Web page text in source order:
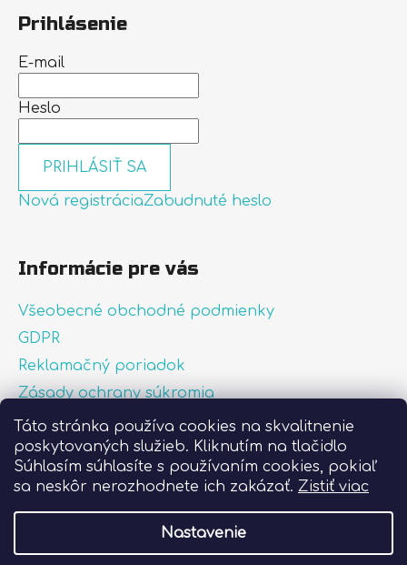
Táto stránka používa cookies na skvalitnenie
poskytovaných služieb. Kliknutím na tlačidlo
Súhlasím súhlasíte s používaním cookies, pokiaľ
sa neskôr nerozhodnete ich zakázať. Zistiť viac
Nastavenie
Prihlásenie
E-mail
Heslo
PRIHLÁSIŤ SA
Nová registráciaZabudnuté heslo
Informácie pre vás
Všeobecné obchodné podmienky
GDPR
Reklamačný poriadok
Zásady ochrany súkromia
Zásady používania súborov cookies
O nás
FAQ